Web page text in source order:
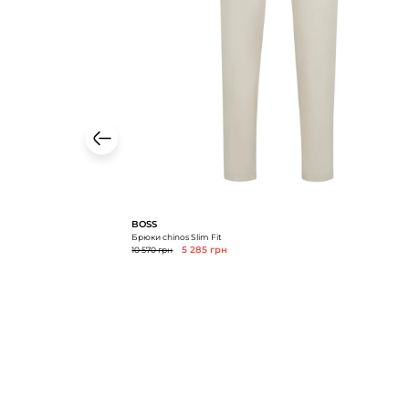
BOSS
Брюки chinos Slim Fit
10 570 грн
5 285 грн